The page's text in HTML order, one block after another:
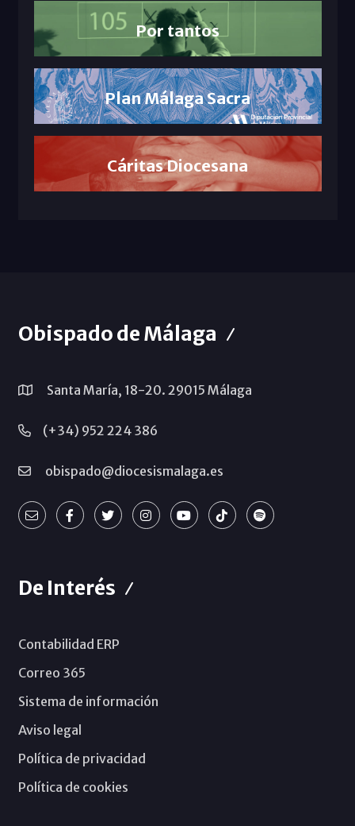
Por tantos
Plan Málaga Sacra
Cáritas Diocesana
Obispado de Málaga
Santa María, 18-20. 29015 Málaga
(+34) 952 224 386
obispado@diocesismalaga.es
De Interés
Contabilidad ERP
Correo 365
Sistema de información
Aviso legal
Política de privacidad
Política de cookies